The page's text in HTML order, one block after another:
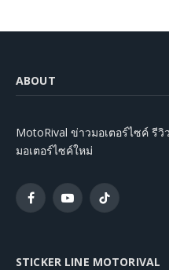
ABOUT
MotoRival ข่าวมอเตอร์ไซค์ รี
มอเตอร์ไซค์ใหม่
FacebookYouTubeTikTok
STICKER LINE MOTORIVAL